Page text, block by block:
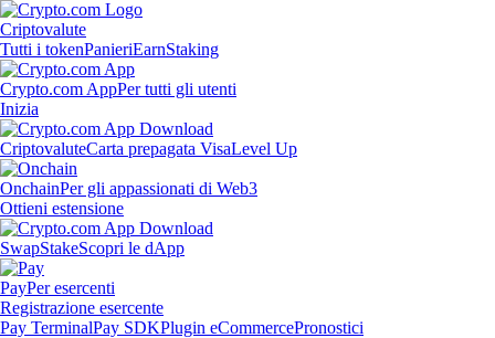
Criptovalute
Tutti i tokenPanieriEarnStaking
Crypto.com AppPer tutti gli utenti
Inizia
CriptovaluteCarta prepagata VisaLevel Up
OnchainPer gli appassionati di Web3
Ottieni estensione
SwapStakeScopri le dApp
PayPer esercenti
Registrazione esercente
Pay TerminalPay SDKPlugin eCommercePronostici